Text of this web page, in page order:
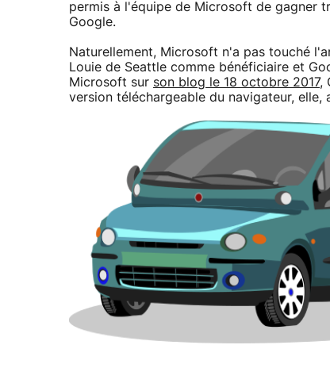
permis à l'équipe de Microsoft de gagner
Google.
Naturellement, Microsoft n'a pas touché
Louie de Seattle comme bénéficiaire et
Microsoft sur son blog le 18 octobre 2017,
version téléchargeable du navigateur, elle,